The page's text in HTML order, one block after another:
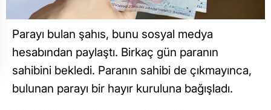
Parayı bulan şahıs, bunu sosyal medya
hesabından paylaştı. Birkaç gün paranın
sahibini bekledi. Paranın sahibi de çıkmayınca,
bulunan parayı bir hayır kuruluna bağışladı.